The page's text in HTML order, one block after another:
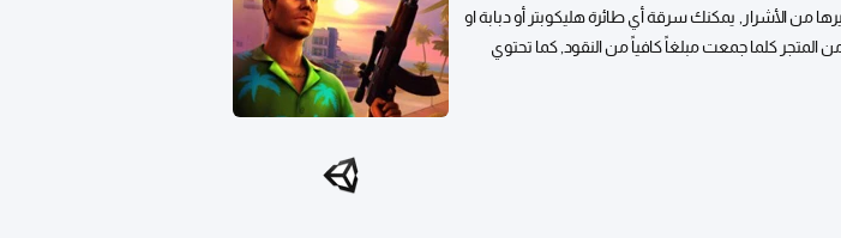
من الأشرار, يمكنك سرقة أي طائرة هليكوبتر أو دبابة او
كلما جمعت مبلغاً كافياً من النقود, كما تحتوي